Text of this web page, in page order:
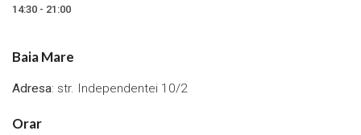
14:30 - 21:00
Baia Mare
Adresa: str. Independentei 10/2
Orar